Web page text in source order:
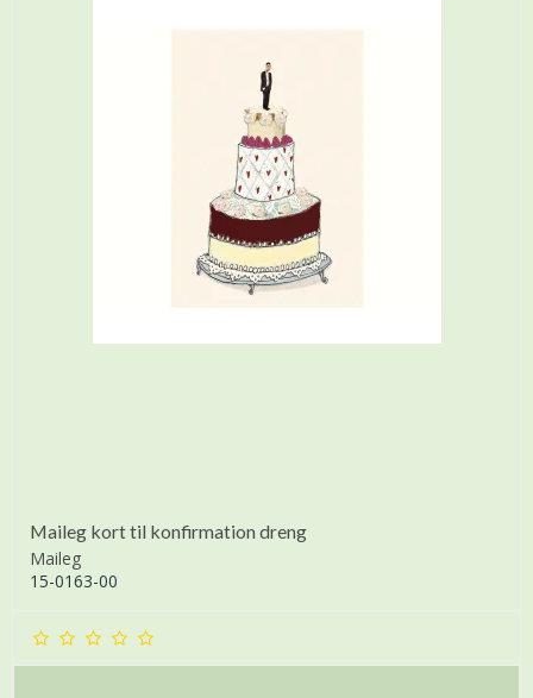
Maileg kort til konfirmation dreng
Maileg
15-0163-00